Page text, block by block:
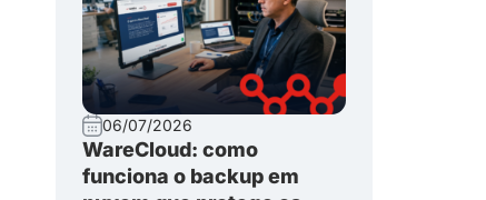
06/07/2026
WareCloud: como
funciona o backup em